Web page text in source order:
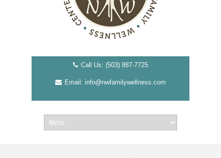
Call Us: (503) 887-7725
Email: info@nwfamilywellness.com